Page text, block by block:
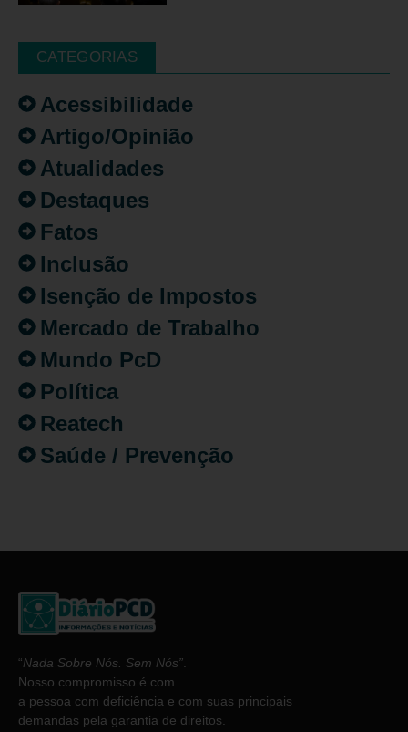
CATEGORIAS
Acessibilidade
Artigo/Opinião
Atualidades
Destaques
Fatos
Inclusão
Isenção de Impostos
Mercado de Trabalho
Mundo PcD
Política
Reatech
Saúde / Prevenção
“Nada Sobre Nós. Sem Nós”.
Nosso compromisso é com
a pessoa com deficiência e com suas principais
demandas pela garantia de direitos.